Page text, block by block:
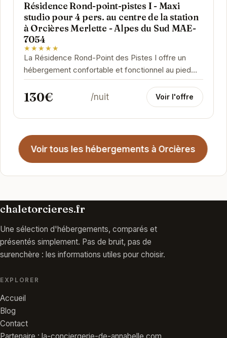
Résidence Rond-point-pistes I - Maxi
studio pour 4 pers. au centre de la station
à Orcières Merlette - Alpes du Sud MAE-
7054
★★★★★
La Résidence Rond-Point des Pistes I offre un
hébergement confortable et fonctionnel au pied
des pistes d'Orcières Merlette. Ce maxi studio
est...
130€ /nuit Voir l'offre
Voir tous les hébergements à Orcières
chaletorcieres.fr
Une sélection d'hébergements, comparés et
présentés simplement. Pas de bruit, pas de
surenchère : les informations utiles pour choisir.
EXPLORER
Accueil
Blog
Contact